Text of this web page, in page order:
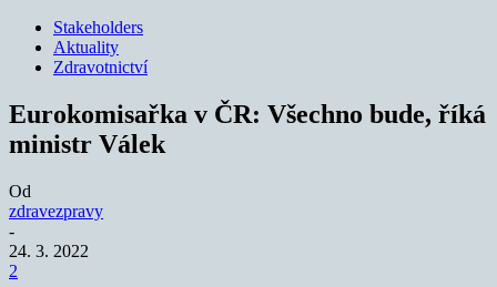
Stakeholders
Aktuality
Zdravotnictví
Eurokomisařka v ČR: Všechno bude, říká
ministr Válek
Od
zdravezpravy
-
24. 3. 2022
2